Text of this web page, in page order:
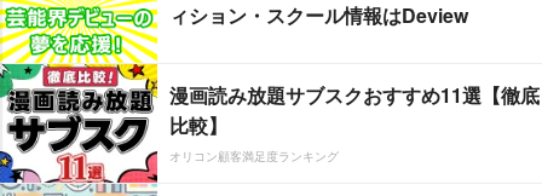
ィション・スクール情報はDeview
漫画読み放題サブスクおすすめ11選【徹底
比較】
オリコン顧客満足度ランキング